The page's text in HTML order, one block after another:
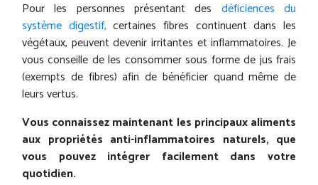
Pour les personnes présentant des déficiences du
système digestif, certaines fibres continuent dans les
végétaux, peuvent devenir irritantes et inflammatoires. Je
vous conseille de les consommer sous forme de jus frais
(exempts de fibres) afin de bénéficier quand même de
leurs vertus.
Vous connaissez maintenant les principaux aliments
aux propriétés anti-inflammatoires naturels, que
vous pouvez intégrer facilement dans votre
quotidien.